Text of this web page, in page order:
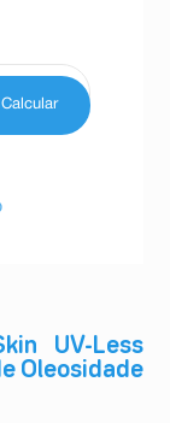
UV-Less
Oleosidade